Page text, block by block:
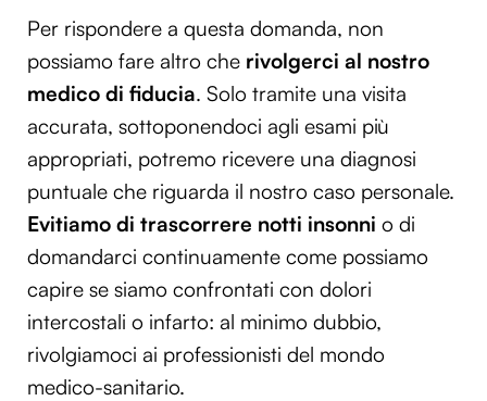
Per rispondere a questa domanda, non
possiamo fare altro che rivolgerci al nostro
medico di fiducia. Solo tramite una visita
accurata, sottoponendoci agli esami più
appropriati, potremo ricevere una diagnosi
puntuale che riguarda il nostro caso personale.
Evitiamo di trascorrere notti insonni o di
domandarci continuamente come possiamo
capire se siamo confrontati con dolori
intercostali o infarto: al minimo dubbio,
rivolgiamoci ai professionisti del mondo
medico-sanitario.